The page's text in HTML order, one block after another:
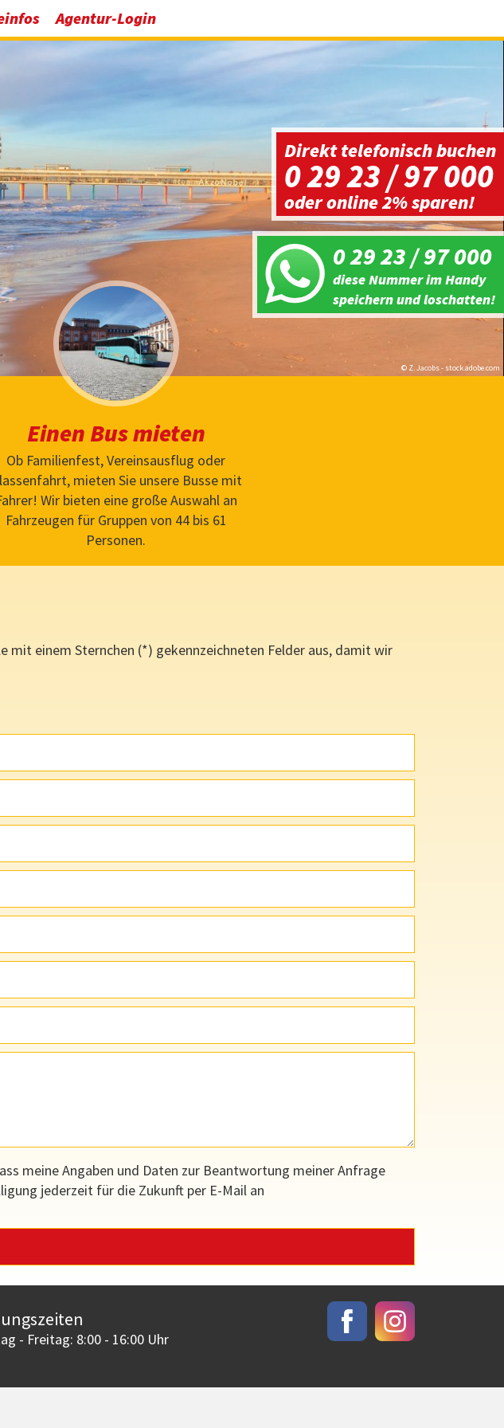
Direkt telefonisch buchen
0 29 23 / 97 000
oder online 2% sparen!
0 29 23 / 97 000
diese Nummer im Handy
speichern und loschatten!
bestellen
Agentur-Login
© Z. Jacobs - stock.adobe.com
Einen Bus mieten
Ob Familienfest, Vereinsausflug oder
mieten Sie unsere Busse mit
Wir bieten eine große Auswahl an
Fahrzeugen für Gruppen von 44 bis 61
Personen.
einem Sternchen (*) gekennzeichneten Felder aus, damit wir
meine Angaben und Daten zur Beantwortung meiner Anfrage
jederzeit für die Zukunft per E-Mail an
- Freitag: 8:00 - 16:00 Uhr